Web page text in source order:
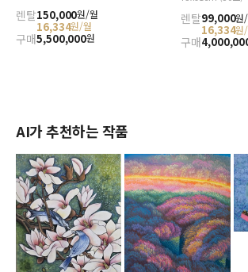
렌탈150,000원/월
16,334원/월
구매5,500,000원
렌탈99,000원
16,334원
구매
AI가 추천하는 작품